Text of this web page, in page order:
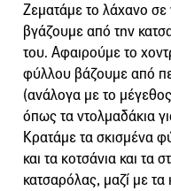
Ζεματάμε το λάχανο σε
βγάζουμε από την
του. Αφαιρούμε το
φύλλου βάζουμε από
(ανάλογα με το
όπως τα ντολμαδάκια
Κρατάμε τα σκισμένα
και τα κοτσάνια και τα
κατσαρόλας, μαζί με